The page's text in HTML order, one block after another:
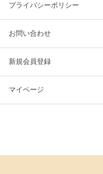
プライバシーポリシー
お問い合わせ
新規会員登録
マイページ